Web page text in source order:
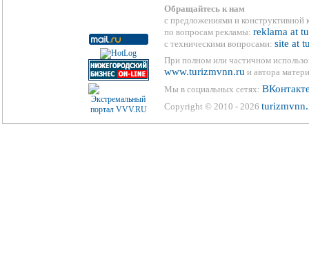
Обращайтесь к нам
с предложениями и конструктивной
по вопросам рекламы: reklama at
с техническими вопросами: site at
При полном или частичном
www.turizmvnn.ru и автора
Мы в социальных сетях:
Copyright © 2010 - 2026